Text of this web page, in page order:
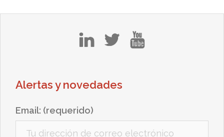
Alertas y novedades
Email: (requerido)